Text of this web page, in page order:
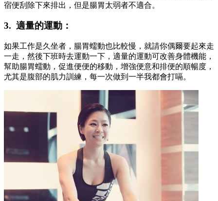
宿便刮除下來排出，但是腸胃太弱者不適合。
3. 適量的運動：
如果工作是久坐者，腸胃蠕動也比較慢，就請你偶爾要起來走
一走，然後下班時去運動一下，適量的運動可改善身體機能，
幫助腸胃蠕動，促進便便的移動，增強便意和排便的順暢度，
尤其是腹部的肌力訓練，每一次做到一半我都會打嗝。